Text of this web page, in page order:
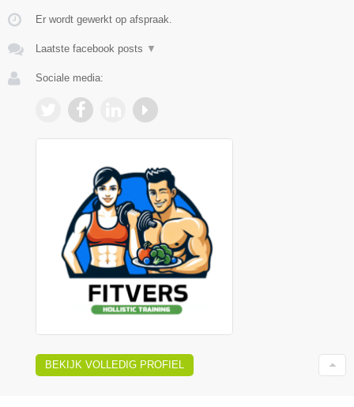
Er wordt gewerkt op afspraak.
Laatste facebook posts ▼
Sociale media:
BEKIJK VOLLEDIG PROFIEL